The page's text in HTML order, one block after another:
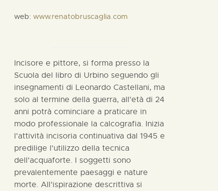
web: www.renatobruscaglia.com
Incisore e pittore, si forma presso la
Scuola del libro di Urbino seguendo gli
insegnamenti di Leonardo Castellani, ma
solo al termine della guerra, all'età di 24
anni potrà cominciare a praticare in
modo professionale la calcografia. Inizia
l'attività incisoria continuativa dal 1945 e
predilige l'utilizzo della tecnica
dell'acquaforte. I soggetti sono
prevalentemente paesaggi e nature
morte. All'ispirazione descrittiva si